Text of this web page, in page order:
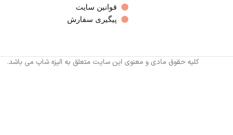
قوانین سایت
پیگیری سفارش
کلیه حقوق مادی و معنوی این سایت متعلق به الیزه شاپ می باشد.